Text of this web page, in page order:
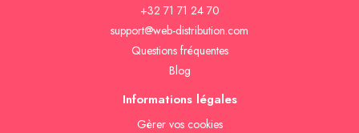
+32 71 71 24 70
support@web-distribution.com
Questions fréquentes
Blog
Informations légales
Gèrer vos cookies